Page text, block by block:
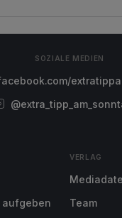
SOZIALE MEDIEN
aufgeben
VERLAG
Team